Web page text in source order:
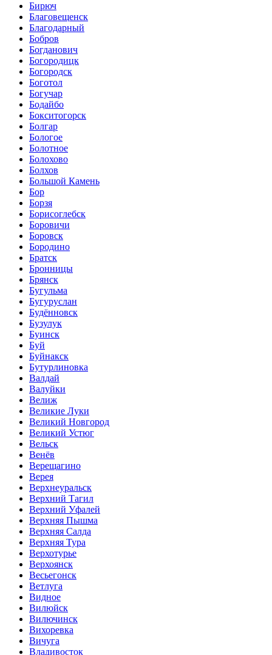
Бирюч
Благовещенск
Благодарный
Бобров
Богданович
Богородицк
Богородск
Боготол
Богучар
Бодайбо
Бокситогорск
Болгар
Бологое
Болотное
Болохово
Болхов
Большой Камень
Бор
Борзя
Борисоглебск
Боровичи
Боровск
Бородино
Братск
Бронницы
Брянск
Бугульма
Бугуруслан
Будённовск
Бузулук
Буинск
Буй
Буйнакск
Бутурлиновка
Валдай
Валуйки
Велиж
Великие Луки
Великий Новгород
Великий Устюг
Вельск
Венёв
Верещагино
Верея
Верхнеуральск
Верхний Тагил
Верхний Уфалей
Верхняя Пышма
Верхняя Салда
Верхняя Тура
Верхотурье
Верхоянск
Весьегонск
Ветлуга
Видное
Вилюйск
Вилючинск
Вихоревка
Вичуга
Владивосток